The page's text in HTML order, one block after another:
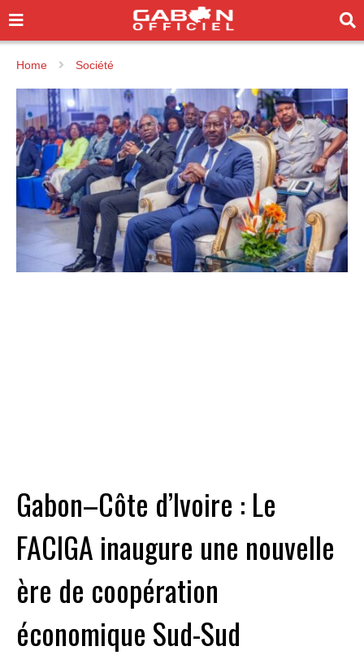
Home Société
Gabon–Côte d’Ivoire : Le
FACIGA inaugure une nouvelle
ère de coopération
économique Sud-Sud